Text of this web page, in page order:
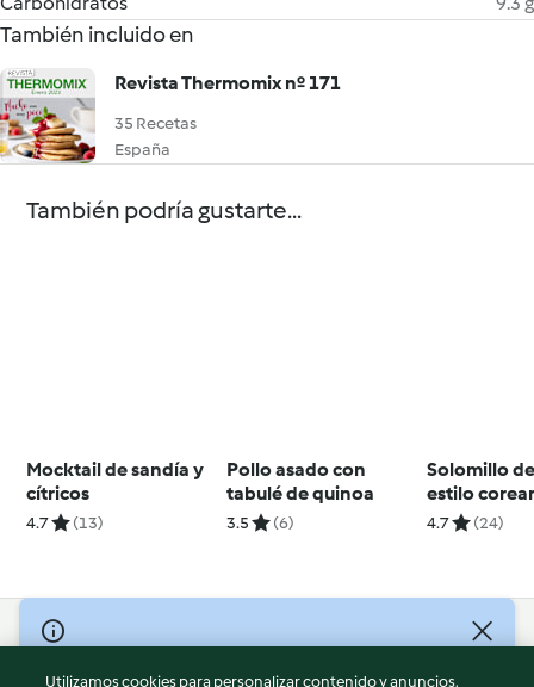
También incluido en
Revista Thermomix nº 171
35 Recetas
España
También podría gustarte...
Mocktail de sandía y
cítricos
4.7 (13)
Pollo asado con
tabulé de quinoa
3.5 (6)
Solomillo
estilo
ensalada
4.7 (24)
© Copyright 2026
Utilizamos cookies para personalizar contenido y anuncios,